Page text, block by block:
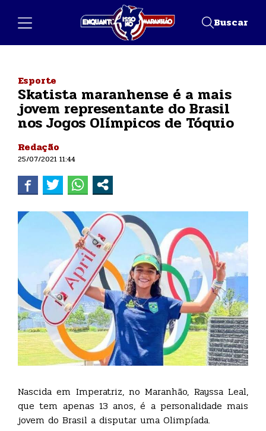
Buscar
Esporte
Skatista maranhense é a mais
jovem representante do Brasil
nos Jogos Olímpicos de Tóquio
Redação
25/07/2021 11:44
Nascida em Imperatriz, no Maranhão, Rayssa Leal,
que tem apenas 13 anos, é a personalidade mais
jovem do Brasil a disputar uma Olimpíada.